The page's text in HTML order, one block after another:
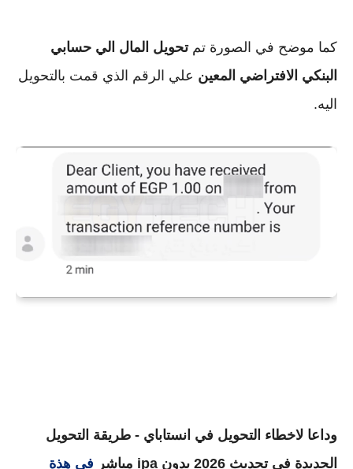
كما موضح في الصورة تمتحويل المال الي حسابي
البنكي الافتراضي المعين علي الرقم الذي قمت بالتحويل
اليه.
وداعا لاخطاء التحويل في انستاباي - طريقة التحويل
الجديدة في تحديث 2026 بدون ipa مباشر
في هذة